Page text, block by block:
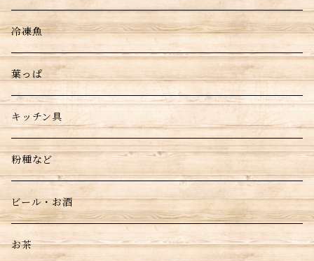
冷凍魚
葉っぱ
キッチン具
粉種など
ビール・お酒
お茶